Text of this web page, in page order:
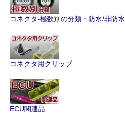
コネクタ-極数別の分類・防水/非防水
コネクタ用クリップ
ECU関連品